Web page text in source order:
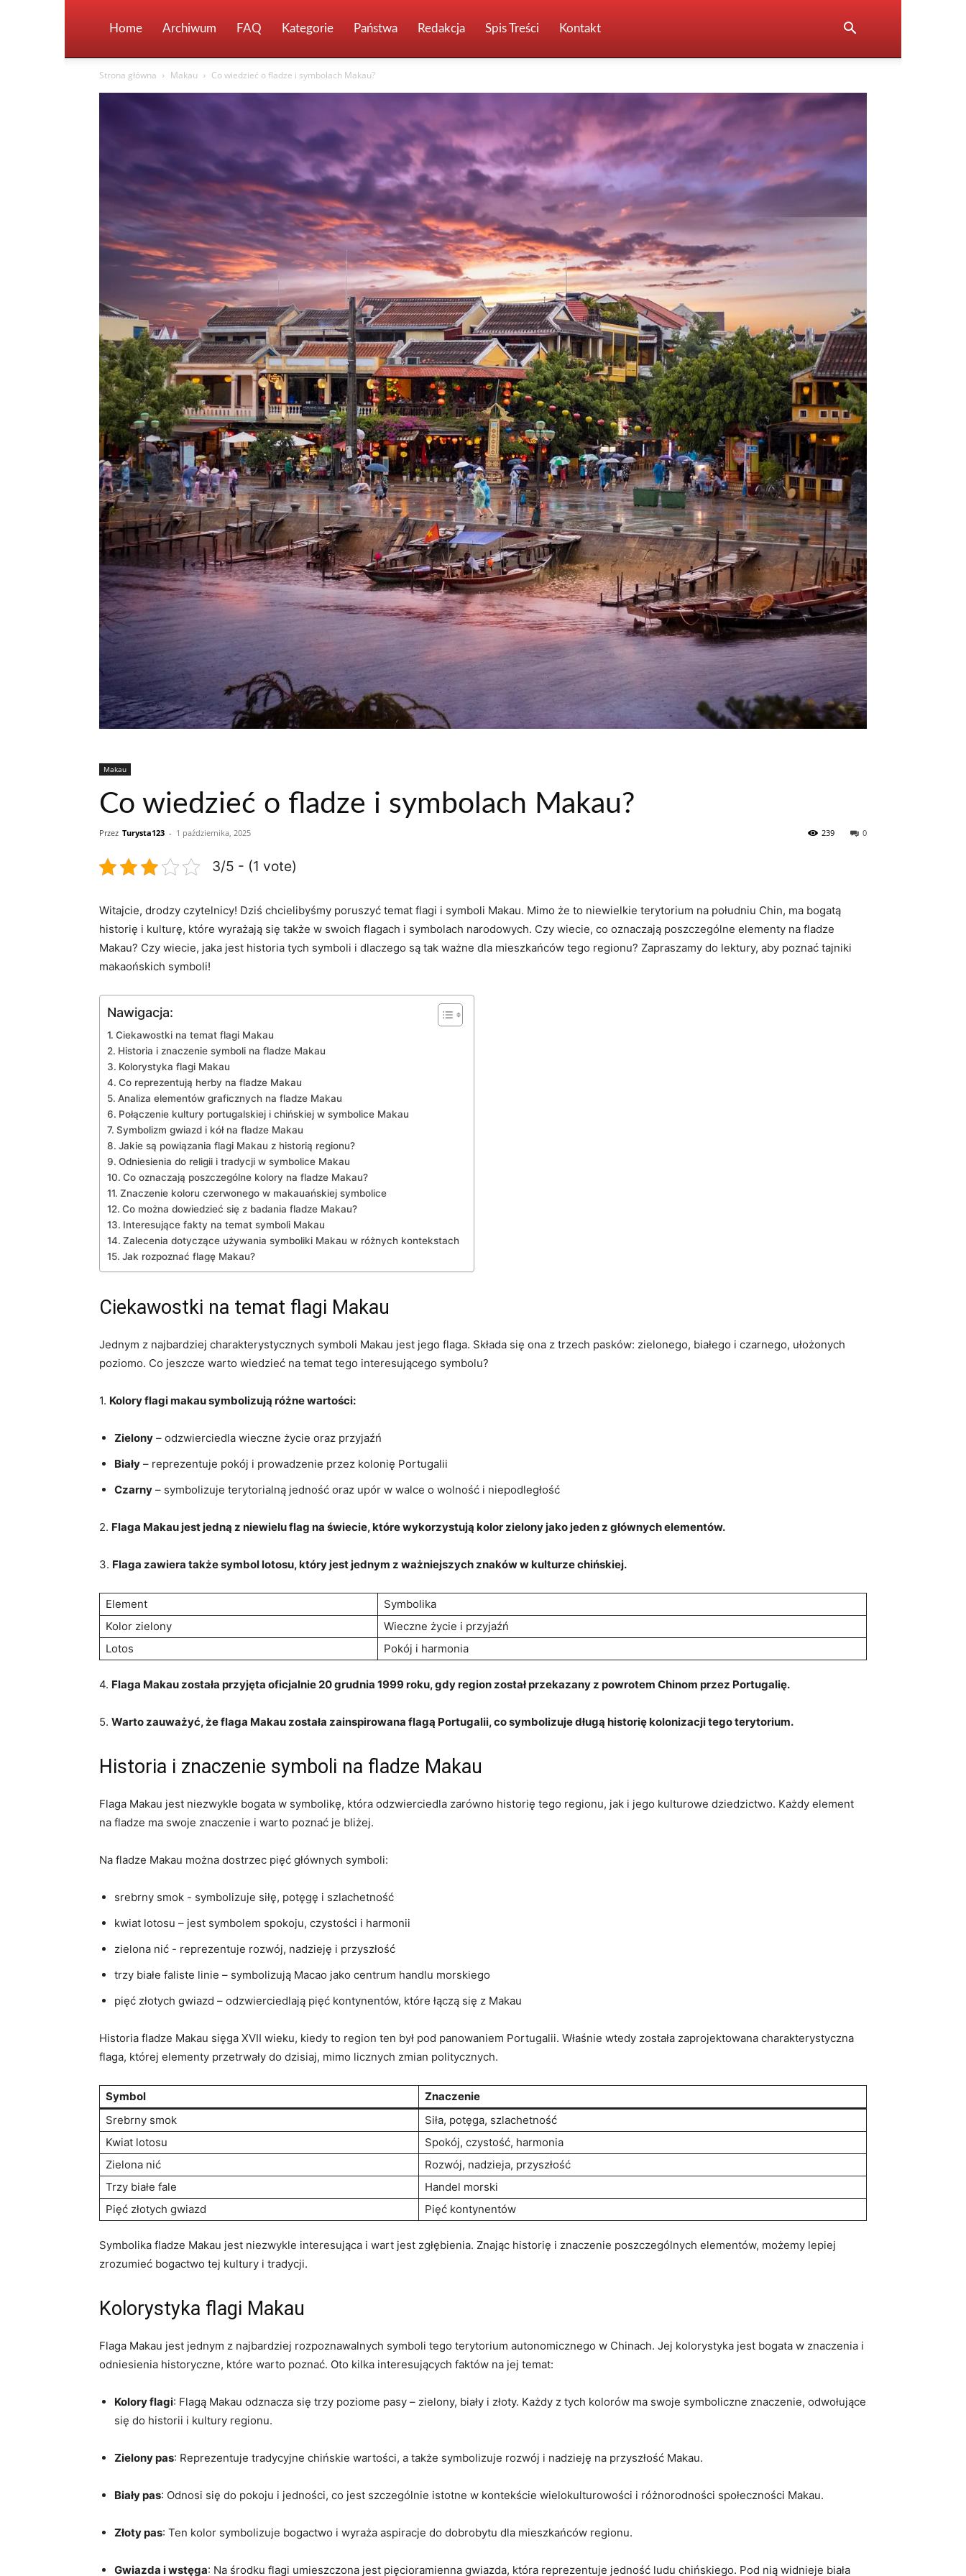
Home Archiwum FAQ Kategorie Państwa Redakcja Spis Treści Kontakt
Strona główna Makau Co wiedzieć o fladze i symbolach Makau?
Makau
Co wiedzieć o fladze i symbolach Makau?
Przez Turysta123 - 1 października, 2025 0
239
3/5 - (1 vote)
Witajcie, drodzy​ czytelnicy! Dziś chcielibyśmy poruszyć temat flagi i symboli Makau.⁣ Mimo że⁣ to niewielkie terytorium na południu Chin, ma ⁣bogatą
historię i kulturę, które wyrażają ⁢się także w swoich flagach i symbolach narodowych. Czy wiecie, co oznaczają poszczególne elementy na fladze
Makau? Czy wiecie, jaka jest historia ⁤tych symboli i dlaczego są tak ważne dla mieszkańców tego regionu? Zapraszamy do lektury,⁢ aby poznać tajniki⁤
makaońskich symboli!
Nawigacja:
Ciekawostki na ⁢temat flagi Makau
Historia i znaczenie symboli na fladze Makau
Kolorystyka flagi Makau
Co reprezentują herby na fladze Makau
Analiza elementów graficznych na fladze Makau
Połączenie kultury portugalskiej i chińskiej w symbolice Makau
Symbolizm gwiazd i⁢ kół na fladze⁤ Makau
Jakie są powiązania flagi Makau z historią regionu?
Odniesienia do religii i tradycji w symbolice Makau
Co oznaczają poszczególne kolory⁢ na fladze Makau?
Znaczenie koloru czerwonego w makauańskiej symbolice
Co można dowiedzieć się⁤ z badania fladze Makau?
Interesujące‍ fakty na temat symboli Makau
Zalecenia⁢ dotyczące używania symboliki Makau w różnych⁢ kontekstach
Jak rozpoznać flagę Makau?
Ciekawostki na ⁢temat flagi Makau
Jednym z​ najbardziej charakterystycznych symboli Makau jest jego flaga. Składa się ona z trzech pasków: zielonego, białego i czarnego, ułożonych
poziomo. Co jeszcze warto wiedzieć na ‍temat tego interesującego symbolu?
1. Kolory flagi ‍makau symbolizują różne wartości:
Zielony – odzwierciedla wieczne życie oraz przyjaźń
Biały – reprezentuje pokój i prowadzenie przez kolonię Portugalii
Czarny – symbolizuje terytorialną‌ jedność oraz upór w walce o wolność i niepodległość
2. Flaga Makau jest jedną‌ z niewielu flag na świecie, które wykorzystują kolor zielony jako jeden z głównych elementów.
3. Flaga zawiera także symbol lotosu, który jest jednym z ⁢ważniejszych znaków w kulturze chińskiej.
Element
Symbolika
Kolor zielony
Wieczne życie i przyjaźń
Lotos
Pokój i‌ harmonia
4. Flaga Makau została ⁣przyjęta oficjalnie 20 grudnia⁣ 1999 roku, gdy region ⁤został przekazany z powrotem Chinom przez Portugalię.
5. Warto ‌zauważyć,⁣ że flaga Makau została zainspirowana flagą Portugalii, co symbolizuje długą historię kolonizacji ⁤tego terytorium.
Historia i znaczenie symboli na fladze Makau
Flaga Makau jest ⁤niezwykle bogata w⁢ symbolikę, która odzwierciedla zarówno historię tego regionu, jak i jego kulturowe dziedzictwo. Każdy element
na fladze ma swoje znaczenie ⁤i⁣ warto poznać je ⁣bliżej.
Na fladze Makau można dostrzec pięć głównych symboli:
srebrny smok -⁤ symbolizuje siłę, potęgę i szlachetność
kwiat lotosu – jest symbolem‍ spokoju, czystości i harmonii
zielona nić ⁤- reprezentuje rozwój, nadzieję i przyszłość
trzy białe faliste linie – symbolizują Macao jako⁤ centrum handlu morskiego
pięć złotych gwiazd‍ – odzwierciedlają pięć ⁢kontynentów, które łączą się z Makau
Historia fladze Makau⁢ sięga XVII wieku, kiedy to region ten był pod panowaniem Portugalii. Właśnie wtedy została ‍zaprojektowana charakterystyczna
flaga, której ​elementy przetrwały do dzisiaj, mimo ⁢licznych zmian⁢ politycznych.
Symbol
Znaczenie
Srebrny smok
Siła, potęga, szlachetność
Kwiat lotosu
Spokój, czystość, harmonia
Zielona nić
Rozwój, nadzieja, przyszłość
Trzy białe fale
Handel morski
Pięć⁤ złotych gwiazd
Pięć kontynentów
Symbolika fladze Makau jest niezwykle interesująca i wart⁢ jest ⁣zgłębienia. Znając historię ‍i znaczenie poszczególnych elementów, możemy lepiej
zrozumieć bogactwo tej kultury i tradycji.
Kolorystyka flagi Makau
Flaga Makau jest ‌jednym z najbardziej rozpoznawalnych symboli tego terytorium autonomicznego w Chinach. Jej kolorystyka ​jest bogata w ⁣znaczenia i
odniesienia historyczne, które warto poznać. Oto ⁢kilka interesujących faktów na ⁣jej temat:
Kolory flagi: Flagą Makau odznacza się trzy poziome pasy – zielony, biały i⁢ złoty. Każdy z tych kolorów ma swoje​ symboliczne znaczenie, odwołujące
się do historii i kultury regionu.
Zielony pas: Reprezentuje tradycyjne chińskie wartości, a‌ także symbolizuje rozwój i nadzieję na przyszłość Makau.
Biały pas: Odnosi się do pokoju i jedności,⁣ co ‍jest szczególnie istotne w kontekście ‍wielokulturowości i różnorodności społeczności Makau.
Złoty pas:‌ Ten kolor symbolizuje bogactwo i wyraża ​aspiracje do dobrobytu dla mieszkańców regionu.
Gwiazda i wstęga: Na środku flagi umieszczona jest pięcioramienna gwiazda, która reprezentuje jedność ludu chińskiego. Pod ⁣nią widnieje biała